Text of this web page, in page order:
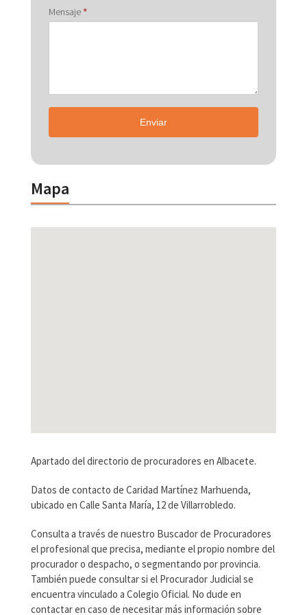
Mensaje*
Enviar
Mapa
Apartado del directorio de procuradores en Albacete.
Datos de contacto de Caridad Martínez Marhuenda,
ubicado en Calle Santa María, 12 de Villarrobledo.
Consulta a través de nuestro Buscador de Procuradores
el profesional que precisa, mediante el propio nombre del
procurador o despacho, o segmentando por provincia.
También puede consultar si el Procurador Judicial se
encuentra vinculado a Colegio Oficial. No dude en
contactar en caso de necesitar más información sobre